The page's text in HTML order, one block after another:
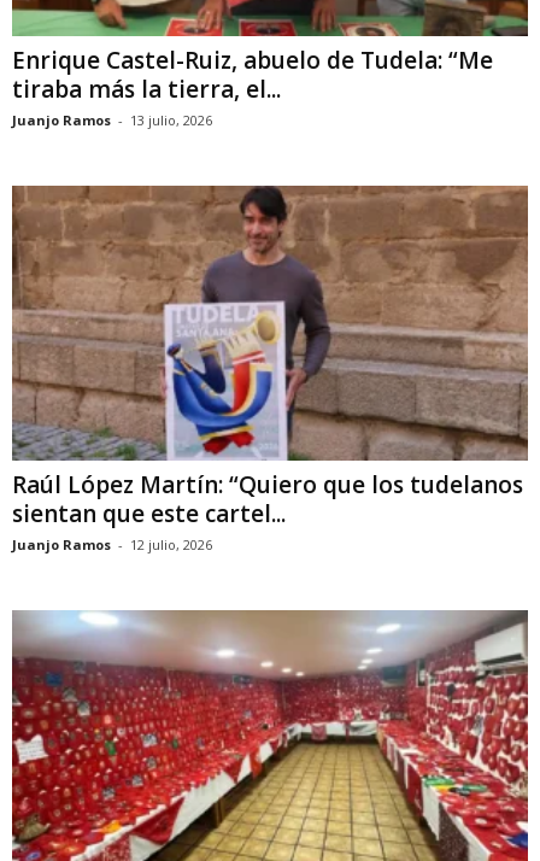
Enrique Castel-Ruiz, abuelo de Tudela: “Me
tiraba más la tierra, el...
Juanjo Ramos - 13 julio, 2026
Raúl López Martín: “Quiero que los tudelanos
sientan que este cartel...
Juanjo Ramos - 12 julio, 2026